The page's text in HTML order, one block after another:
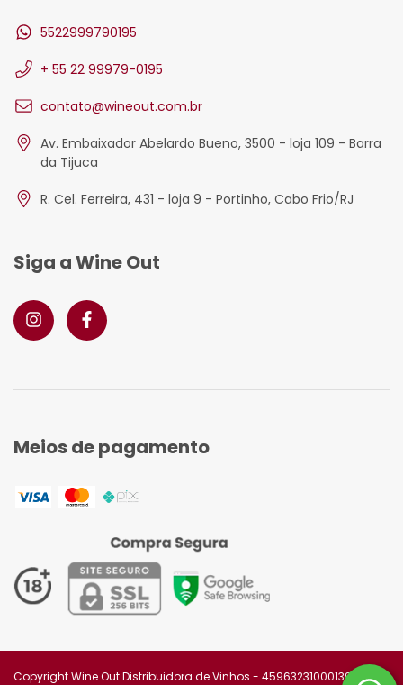
5522999790195
+ 55 22 99979-0195
contato@wineout.com.br
Av. Embaixador Abelardo Bueno, 3500 - loja 109 - Barra
da Tijuca
R. Cel. Ferreira, 431 - loja 9 - Portinho, Cabo Frio/RJ
Siga a Wine Out
Meios de pagamento
Copyright Wine Out Distribuidora de Vinhos - 45963231000139 -